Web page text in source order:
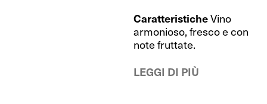
CaratteristicheVino
armonioso, fresco e con
note fruttate.
LEGGI DI PIÙ